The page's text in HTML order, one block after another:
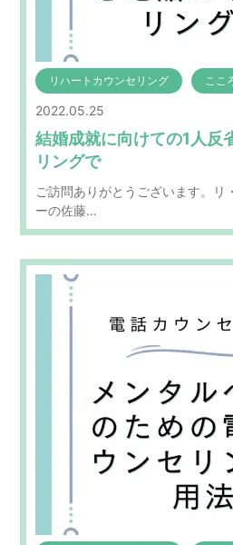
リハートカウンセリング ここ
2022.05.25
結婚成就に向けての1人反
リングで
ご訪問ありがとうございます。リ
ーの佐藤…